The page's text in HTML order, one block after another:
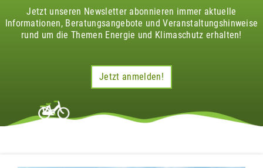
Jetzt unseren Newsletter abonnieren immer aktuelle
Informationen, Beratungsangebote und Veranstaltungshinweise
rund um die Themen Energie und Klimaschutz erhalten!
Jetzt anmelden!